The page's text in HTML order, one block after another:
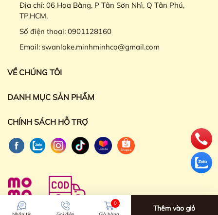
Địa chỉ: 06 Hoa Bằng, P Tân Sơn Nhì, Q Tân Phú,
TP.HCM,
Số điện thoại: 0901128160
Email: swanlake.minhminhco@gmail.com
VỀ CHÚNG TÔI
DANH MỤC SẢN PHẨM
CHÍNH SÁCH HỖ TRỢ
0
Thêm vào giỏ